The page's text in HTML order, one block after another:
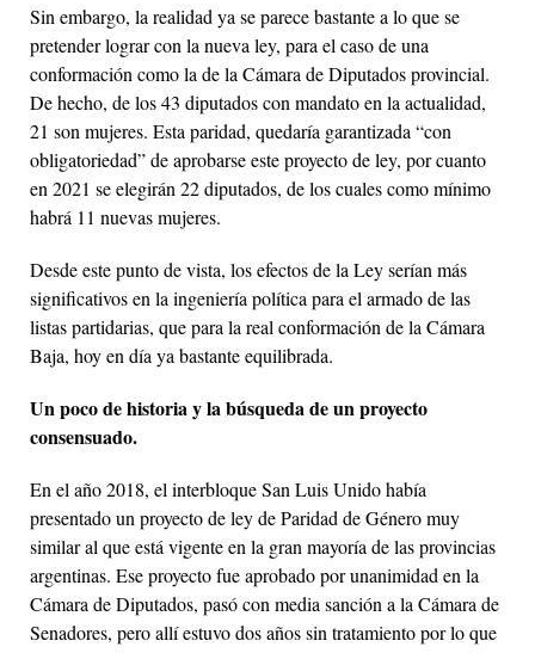
Sin embargo, la realidad ya se parece bastante a lo que se
pretender lograr con la nueva ley, para el caso de una
conformación como la de la Cámara de Diputados provincial.
De hecho, de los 43 diputados con mandato en la actualidad,
21 son mujeres. Esta paridad, quedaría garantizada “con
obligatoriedad” de aprobarse este proyecto de ley, por cuanto
en 2021 se elegirán 22 diputados, de los cuales como mínimo
habrá 11 nuevas mujeres.
Desde este punto de vista, los efectos de la Ley serían más
significativos en la ingeniería política para el armado de las
listas partidarias, que para la real conformación de la Cámara
Baja, hoy en día ya bastante equilibrada.
Un poco de historia y la búsqueda de un proyecto
consensuado.
En el año 2018, el interbloque San Luis Unido había
presentado un proyecto de ley de Paridad de Género muy
similar al que está vigente en la gran mayoría de las provincias
argentinas. Ese proyecto fue aprobado por unanimidad en la
Cámara de Diputados, pasó con media sanción a la Cámara de
Senadores, pero allí estuvo dos años sin tratamiento por lo que